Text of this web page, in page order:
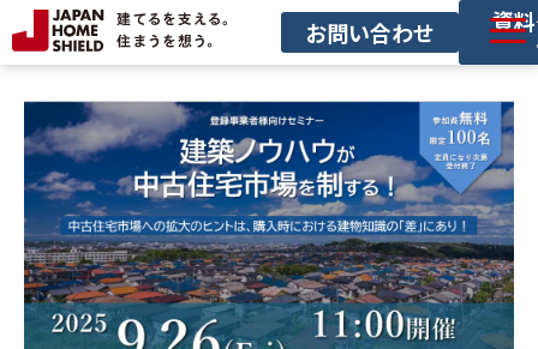
お問い合わせ 資
導入事例
セミナー
お役立ち情報
サービス利用の流れ